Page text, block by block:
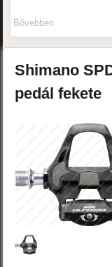
Bővebben
Shimano
pedálfekete